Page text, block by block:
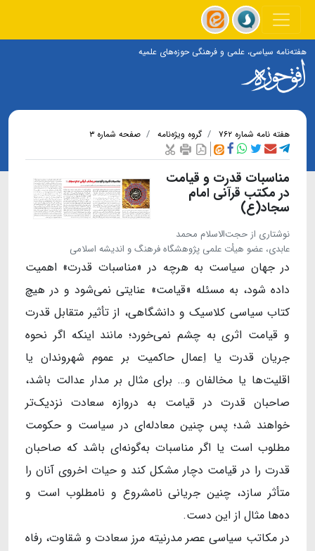
هفته‌نامه سیاسی، علمی و فرهنگی حوزه‌های علمیه
هفته نامه شماره ۷۶۲ گروه ویژه‌نامه صفحه شماره ۳
مناسبات قدرت و قیامت
در مکتب قرآنی امام
سجاد(ع)
نوشتاری از حجت‌الاسلام محمد
عابدی، عضو هیأت علمی پژوهشگاه فرهنگ و اندیشه اسلامی
در جهان سیاست به هرچه در «مناسبات قدرت» اهمیت
داده شود، به مسئله «قیامت» عنایتی نمی‌شود و در هیچ
کتاب سیاسی کلاسیک و دانشگاهی، از تأثیر متقابل قدرت
و قیامت اثری به چشم نمی‌خورد؛ مانند اینکه اگر نحوه
جریان قدرت یا اِعمال حاکمیت بر عموم شهروندان یا
اقلیت‌ها یا مخالفان و… برای مثال بر مدار عدالت باشد،
صاحبان قدرت در قیامت به دروازه سعادت نزدیک‌تر
خواهند شد؛ پس چنین معادله‌ای در سیاست و حکومت
مطلوب است یا اگر مناسبات به‌گونه‌ای باشد که صاحبان
قدرت را در قیامت دچار مشکل کند و حیات اخروی آنان را
متأثر سازد، چنین جریانی نامشروع و نامطلوب است و
ده‌ها مثال از این دست.
در مکاتب سیاسی عصر مدرنیته مرز سعادت و شقاوت، رفاه